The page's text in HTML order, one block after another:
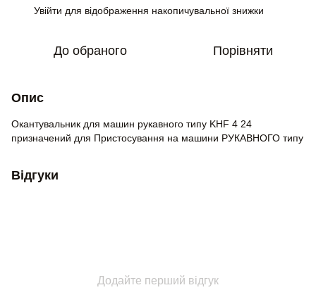
Увійти для відображення накопичувальної знижки
До обраного Порівняти
Опис
Окантувальник для машин рукавного типу KHF 4 24
призначений для Пристосування на машини РУКАВНОГО типу
Відгуки
Додайте перший відгук